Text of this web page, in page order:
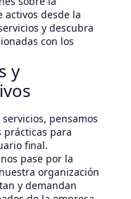
activos desde la
y descubra
con los
y
pensamos
prácticas para
final.
pase por la
organización
y demandan